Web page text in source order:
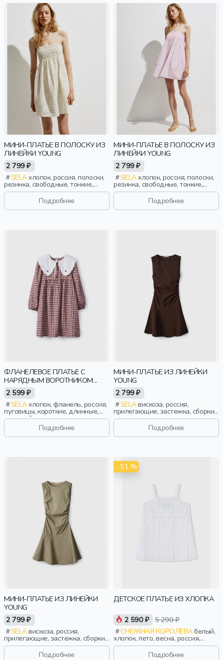
МИНИ-ПЛАТЬЕ В ПОЛОСКУ ИЗ
ЛИНЕЙКИ YOUNG
2 799 ₽
SELAхлопок, россия, полоски,
резинка, свободные, тонкие,
клеш, эластичные, девочки,
старшеклассники, дети
Подробнее
МИНИ-ПЛАТЬЕ В ПОЛОСКУ ИЗ
ЛИНЕЙКИ YOUNG
2 799 ₽
SELAхлопок, россия, полоски,
резинка, свободные, тонкие,
клеш, эластичные, девочки,
старшеклассники, дети
Подробнее
ФЛАНЕЛЕВОЕ ПЛАТЬЕ С
НАРЯДНЫМ ВОРОТНИКОМ
ДЛЯ ДЕВОЧЕК
2 599 ₽
SELAхлопок, фланель, россия,
пуговицы, короткие, длинные,
длинный рукав, застежка,
оборка, манжета, свободные,
клетка, вышивка, воротник,
съемный воротник, клеш,
Подробнее
МИНИ-ПЛАТЬЕ ИЗ ЛИНЕЙКИ
YOUNG
2 799 ₽
SELAвискоза, россия,
прилегающие, застежка, сборки,
клеш, девочки, старшеклассники,
Подробнее
МИНИ-ПЛАТЬЕ ИЗ ЛИНЕЙКИ
YOUNG
2 799 ₽
SELAвискоза, россия,
прилегающие, застежка, сборки,
клеш, девочки, старшеклассники,
Подробнее
- 51 %
ДЕТСКОЕ ПЛАТЬЕ ИЗ ХЛОПКА
2 590 ₽ 5 290 ₽
СНЕЖНАЯ КОРОЛЕВАбелый,
хлопок, лето, весна, россия,
ажур, тонкие, девочки, дети
Подробнее